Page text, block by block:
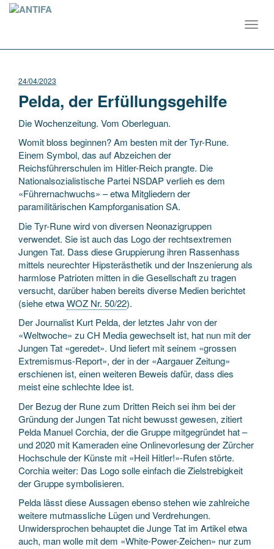
24/04/2023
Pelda, der Erfüllungsgehilfe
Die Wochenzeitung. Vom Oberleguan.
Womit bloss beginnen? Am besten mit der Tyr-Rune.
Einem Symbol, das auf Abzeichen der
Reichsführerschulen im Hitler-Reich prangte. Die
Nationalsozialistische Partei NSDAP verlieh es dem
«Führernachwuchs» – etwa Mitgliedern der
paramilitärischen Kampforganisation SA.
Die Tyr-Rune wird von diversen Neonazigruppen
verwendet. Sie ist auch das Logo der rechtsextremen
Jungen Tat. Dass diese Gruppierung ihren Rassenhass
mittels neurechter Hipsterästhetik und der Inszenierung als
harmlose Patrioten mitten in die Gesellschaft zu tragen
versucht, darüber haben bereits diverse Medien berichtet
(siehe etwaWOZ Nr. 50/22).
Der Journalist Kurt Pelda, der letztes Jahr von der
«Weltwoche» zu CH Media gewechselt ist, hat nun mit der
Jungen Tat «geredet». Und liefert mit seinem «grossen
Extremismus-Report», der in der «Aargauer Zeitung»
erschienen ist, einen weiteren Beweis dafür, dass dies
meist eine schlechte Idee ist.
Der Bezug der Rune zum Dritten Reich sei ihm bei der
Gründung der Jungen Tat nicht bewusst gewesen, zitiert
Pelda Manuel Corchia, der die Gruppe mitgegründet hat –
und 2020 mit Kameraden eine Onlinevorlesung der Zürcher
Hochschule der Künste mit «Heil Hitler!»-Rufen störte.
Corchia weiter: Das Logo solle einfach die Zielstrebigkeit
der Gruppe symbolisieren.
Pelda lässt diese Aussagen ebenso stehen wie zahlreiche
weitere mutmassliche Lügen und Verdrehungen.
Unwidersprochen behauptet die Junge Tat im Artikel etwa
auch, man wolle mit dem «White-Power-Zeichen» nur zum